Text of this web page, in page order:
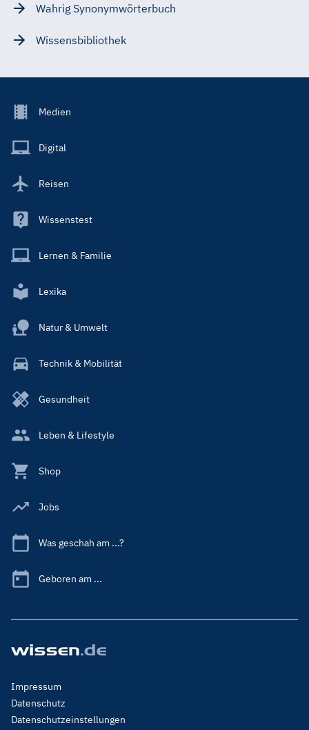
Wahrig Synonymwörterbuch
Wissensbibliothek
Footer
Main
Medien
Digital
Reisen
Wissenstest
Lernen & Familie
Lexika
Natur & Umwelt
Technik & Mobilität
Gesundheit
Leben & Lifestyle
Shop
Jobs
Was geschah am ...?
Geboren am ...
Footer
Menu
Legal
Impressum
Datenschutz
Datenschutzeinstellungen